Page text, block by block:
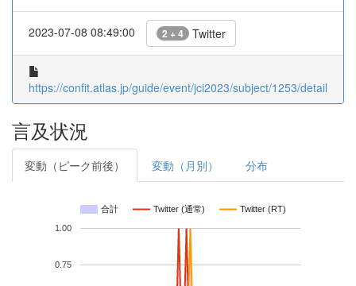
2023-07-08 08:49:00 2 + 4 Twitter
https://confit.atlas.jp/guide/event/jci2023/subject/1253/detail
言及状況
変動（ピーク前後） 変動（月別） 分布
合計 Twitter (通常) Twitter (RT)
0.75
1.00